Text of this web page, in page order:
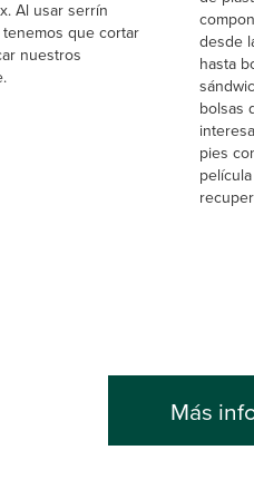
Al usar serrín
que cortar
nuestros
desde
hasta
bolsas
pies
Más